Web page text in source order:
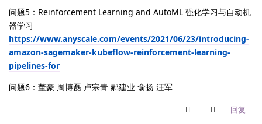
问题5：Reinforcement Learning and AutoML 强化学习与自动机
器学习
https://www.anyscale.com/events/2021/06/23/introducing-
amazon-sagemaker-kubeflow-reinforcement-learning-
pipelines-for
问题6：董豪 周博磊 卢宗青 郝建业 俞扬 汪军
回复